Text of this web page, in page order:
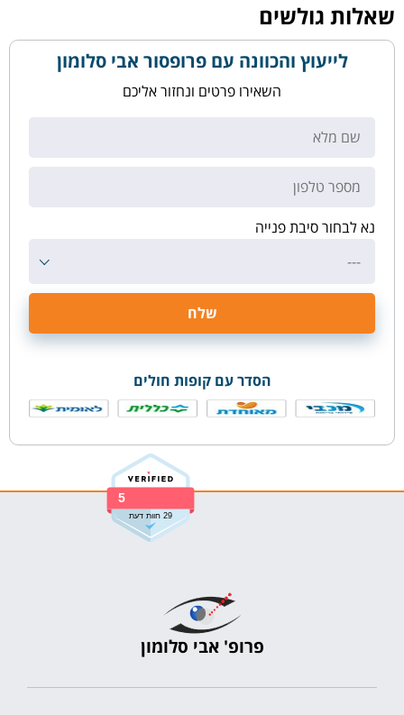
שאלות גולשים
לייעוץ והכוונה עם פרופסור אבי סלומון
השאירו פרטים ונחזור אליכם
נא לבחור סיבת פנייה
---
הסדר עם קופות חולים
5
29 חוות דעת
פרופ' אבי סלומון